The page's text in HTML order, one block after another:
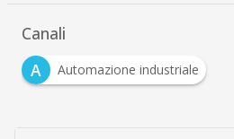
Canali
A
Automazione industriale